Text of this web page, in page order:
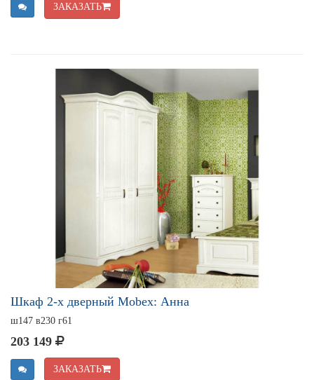
ЗАКАЗАТЬ
Шкаф 2-х дверный Mobex: Анна
ш147 в230 г61
203 149
ЗАКАЗАТЬ